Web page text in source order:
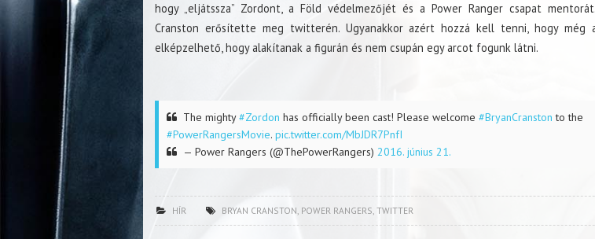
hogy „eljátssza” Zordont, a Föld védelmezőjét és a Power Ranger csapat
Cranston erősítette meg twitterén. Ugyanakkor azért hozzá kell tenni, hogy még
elképzelhető, hogy alakítanak a figurán és nem csupán egy arcot fogunk látni.
The mighty#Zordon has officially been cast! Please welcome #BryanCranston to the
#PowerRangersMovie. pic.twitter.com/MbJDR7PnfI
— Power Rangers (@ThePowerRangers) 2016. június 21.
HÍR BRYAN CRANSTON, POWER RANGERS, TWITTER